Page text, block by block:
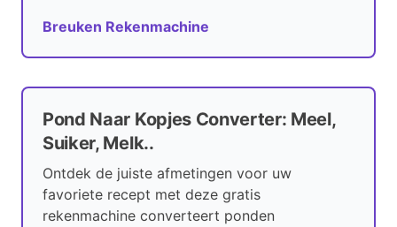
Breuken Rekenmachine
Pond Naar Kopjes Converter: Meel,
Suiker, Melk..
Ontdek de juiste afmetingen voor uw
favoriete recept met deze gratis
rekenmachine converteert ponden